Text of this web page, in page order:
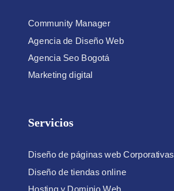
Community Manager
Agencia de Diseño Web
Agencia Seo Bogotá
Marketing digital
Servicios
Diseño de páginas web Corporativas
Diseño de tiendas online